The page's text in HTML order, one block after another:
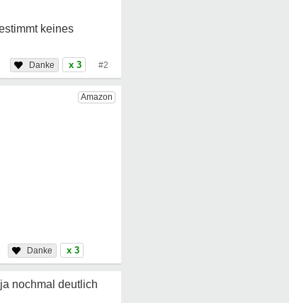
keines
x 3 #2
x 3
nochmal deutlich